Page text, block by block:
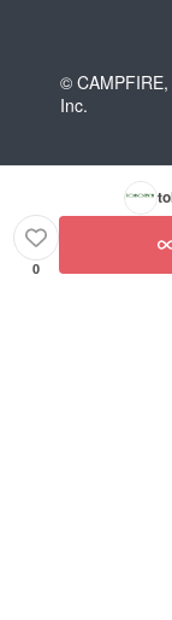
© CAMPFIRE,
Inc.
0